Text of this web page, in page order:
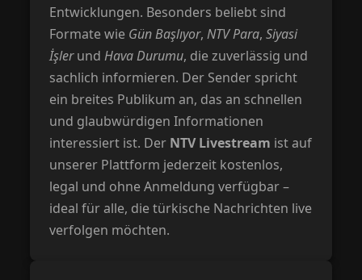
Entwicklungen. Besonders beliebt sind
Formate wie Gün Başlıyor,NTV Para,Siyasi
İşlerundHava Durumu, die zuverlässig und
sachlich informieren. Der Sender spricht
ein breites Publikum an, das an schnellen
und glaubwürdigen Informationen
interessiert ist. Der NTV Livestream ist auf
unserer Plattform jederzeit kostenlos,
legal und ohne Anmeldung verfügbar –
ideal für alle, die türkische Nachrichten live
verfolgen möchten.